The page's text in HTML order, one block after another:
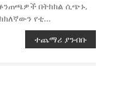
በትክክል ሲጭኑ,
የቲ...
ተጨማሪ ያንብቡ